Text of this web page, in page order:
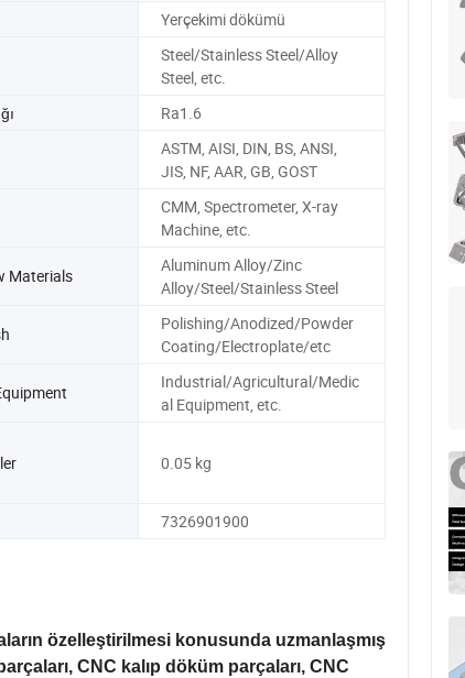
Yerçekimi dökümü
Steel/Stainless Steel/Alloy
Steel, etc.
Ra1.6
ASTM, AISI, DIN, BS, ANSI,
JIS, NF, AAR, GB, GOST
CMM, Spectrometer, X-ray
Machine, etc.
Materials
Aluminum Alloy/Zinc
Alloy/Steel/Stainless Steel
Polishing/Anodized/Powder
Coating/Electroplate/etc
Industrial/Agricultural/Medic
al Equipment, etc.
0.05 kg
7326901900
özelleştirilmesi konusunda uzmanlaşmış
CNC kalıp döküm parçaları, CNC